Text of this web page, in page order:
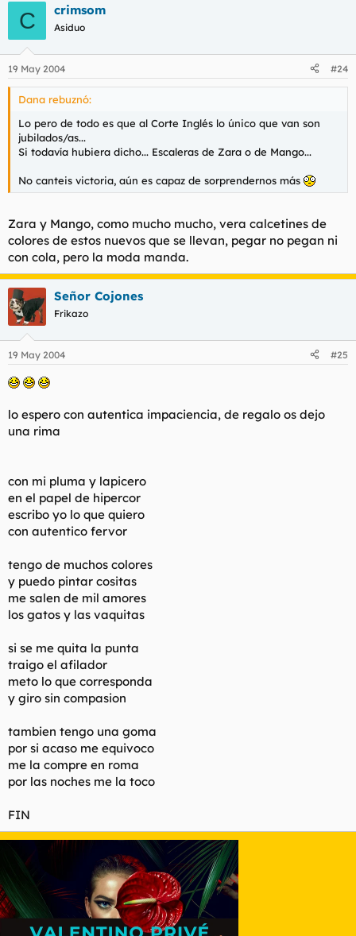
C crimsom
Asiduo
19 May 2004 #24
Dana rebuznó:
Lo pero de todo es que al Corte Inglés lo único que van son
jubilados/as...
Si todavía hubiera dicho... Escaleras de Zara o de Mango...
No canteis victoria, aún es capaz de sorprendernos más
Zara y Mango, como mucho mucho, vera calcetines de
colores de estos nuevos que se llevan, pegar no pegan ni
con cola, pero la moda manda.
Señor Cojones
Frikazo
19 May 2004 #25
lo espero con autentica impaciencia, de regalo os dejo
una rima
con mi pluma y lapicero
en el papel de hipercor
escribo yo lo que quiero
con autentico fervor
tengo de muchos colores
y puedo pintar cositas
me salen de mil amores
los gatos y las vaquitas
si se me quita la punta
traigo el afilador
meto lo que corresponda
y giro sin compasion
tambien tengo una goma
por si acaso me equivoco
me la compre en roma
por las noches me la toco
FIN